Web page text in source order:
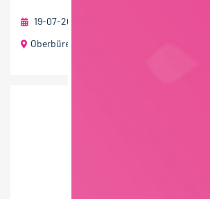
19-07-2026
Oberbüren (Schweiz)